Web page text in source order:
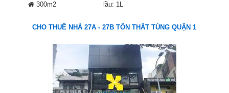
300m2
lầu: 1L
CHO THUÊ NHÀ 27A - 27B TÔN THẤT TÙNG QUẬN 1